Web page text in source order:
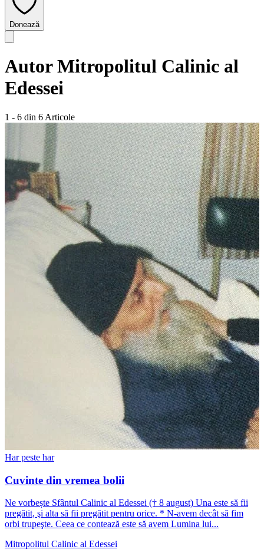
Donează
Autor Mitropolitul Calinic al
Edessei
1 - 6 din 6 Articole
Har peste har
Cuvinte din vremea bolii
Ne vorbește Sfântul Calinic al Edessei († 8 august) Una este să fii
pregătit, şi alta să fii pregătit pentru orice. * N-avem decât să fim
orbi trupeşte. Ceea ce contează este să avem Lumina lui...
Mitropolitul Calinic al Edessei